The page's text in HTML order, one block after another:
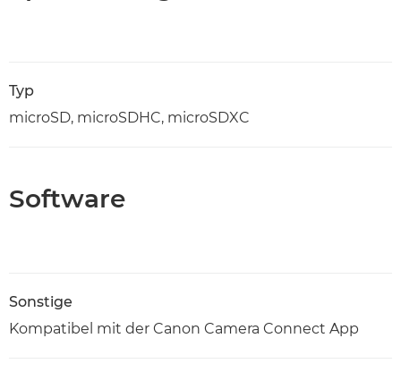
Typ
microSD, microSDHC, microSDXC
Software
Sonstige
Kompatibel mit der Canon Camera Connect App